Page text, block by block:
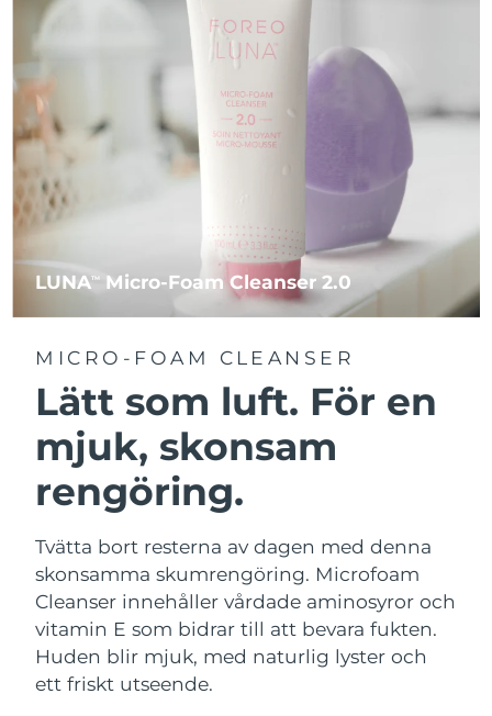
LUNATM Micro-Foam Cleanser 2.0
MICRO-FOAM CLEANSER
Lätt som luft. För en
mjuk, skonsam
rengöring.
Tvätta bort resterna av dagen med denna
skonsamma skumrengöring. Microfoam
Cleanser innehåller vårdade aminosyror och
vitamin E som bidrar till att bevara fukten.
Huden blir mjuk, med naturlig lyster och
ett friskt utseende.